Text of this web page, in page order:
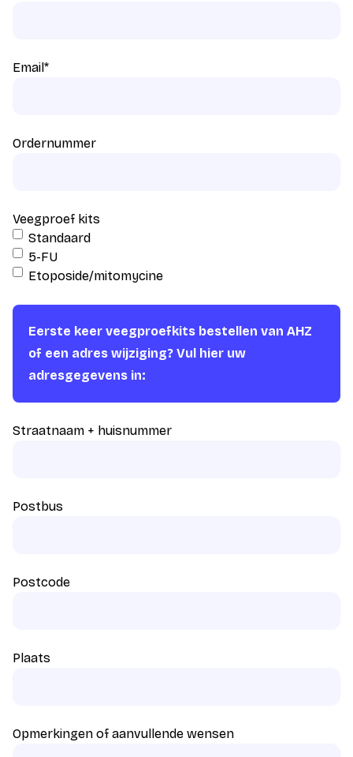
Email*
Ordernummer
Veegproef kits
Standaard
5-FU
Etoposide/mitomycine
Eerste keer veegproefkits bestellen van AHZ
of een adres wijziging? Vul hier uw
adresgegevens in:
Straatnaam + huisnummer
Postbus
Postcode
Plaats
Opmerkingen of aanvullende wensen